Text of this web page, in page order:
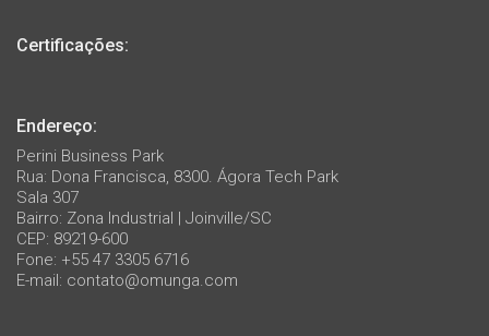
Certificações:
Endereço:
Perini Business Park
Rua: Dona Francisca, 8300. Ágora Tech Park
Sala 307
Bairro: Zona Industrial | Joinville/SC
CEP: 89219-600
Fone: +55 47 3305 6716
E-mail: contato@omunga.com